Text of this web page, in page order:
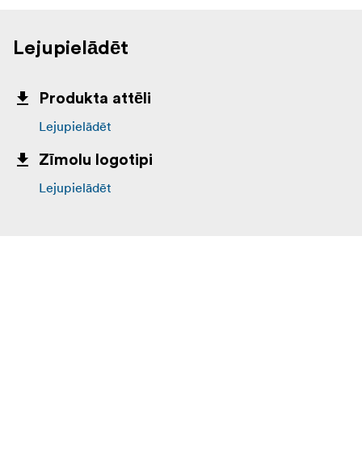
Lejupielādēt
Produkta attēli
Lejupielādēt
Zīmolu logotipi
Lejupielādēt